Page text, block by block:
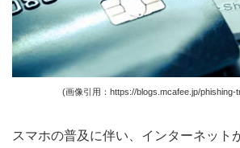
(画像引用：https://blogs.mcafee.jp/phishing-
スマホの普及に伴い、インターネット